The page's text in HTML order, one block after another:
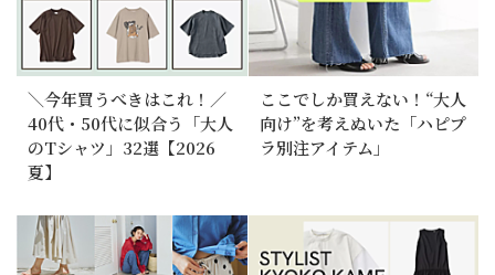
＼今年買うべきはこれ！／
40代・50代に似合う「大人
のTシャツ」32選【2026
夏】
ここでしか買えない！“大人
向け”を考えぬいた「ハピプ
ラ別注アイテム」